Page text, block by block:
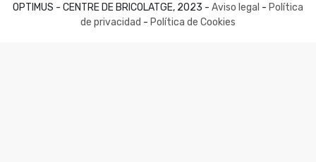
OPTIMUS - CENTRE DE BRICOLATGE, 2023 - Aviso legal - Política
de privacidad - Política de Cookies